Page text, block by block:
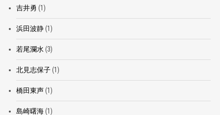
吉井勇 (1)
浜田波静(1)
若尾瀾水 (3)
北見志保子(1)
橋田東声(1)
島崎曙海(1)